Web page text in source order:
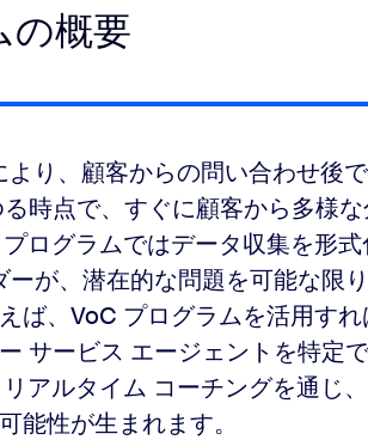
の概要
り、顧客からの問い合わせ後
時点で、すぐに顧客から多様
ログラムではデータ収集を形
ーが、潜在的な問題を可能な限
ば、VoC プログラムを活用す
サービス エージェントを特定
アルタイム コーチングを通じ
能性が生まれます。